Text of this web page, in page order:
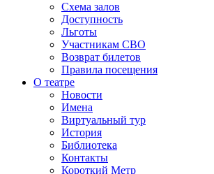
Схема залов
Доступность
Льготы
Участникам СВО
Возврат билетов
Правила посещения
О театре
Новости
Имена
Виртуальный тур
История
Библиотека
Контакты
Короткий Метр